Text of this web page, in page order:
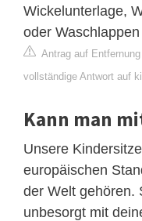
Wickelunterlage,
oder
Antrag auf
vollständige Antwort auf
Kann man
Unsere
europäischen
der Welt gehören.
unbesorgt mit